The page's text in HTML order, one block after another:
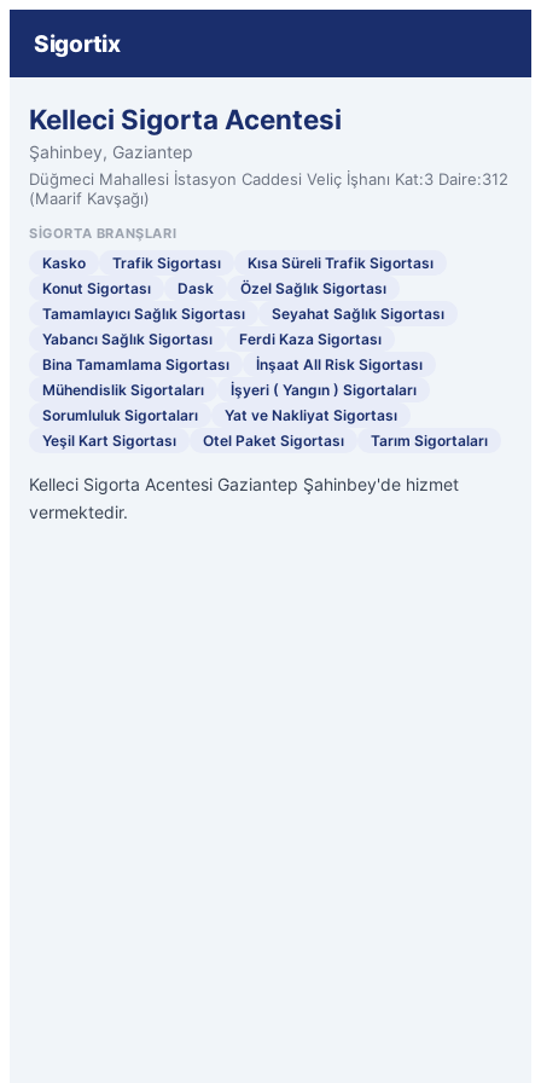
Sigortix
Kelleci Sigorta Acentesi
Şahinbey, Gaziantep
Düğmeci Mahallesi İstasyon Caddesi Veliç İşhanı Kat:3 Daire:312
(Maarif Kavşağı)
SIGORTA BRANŞLARI
Kasko Trafik Sigortası
Kısa Süreli Trafik Sigortası
Konut Sigortası
Dask
Özel Sağlık Sigortası
Tamamlayıcı Sağlık Sigortası
Seyahat Sağlık Sigortası
Yabancı Sağlık Sigortası
Ferdi Kaza Sigortası
Bina Tamamlama Sigortası
İnşaat All Risk Sigortası
Mühendislik Sigortaları
İşyeri ( Yangın ) Sigortaları
Sorumluluk Sigortaları
Yat ve Nakliyat Sigortası
Yeşil Kart Sigortası
Otel Paket Sigortası Tarım Sigortaları
Kelleci Sigorta Acentesi Gaziantep Şahinbey'de hizmet
vermektedir.